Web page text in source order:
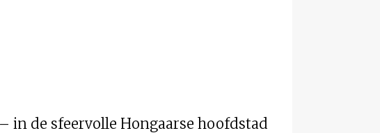
in de sfeervolle Hongaarse hoofdstad